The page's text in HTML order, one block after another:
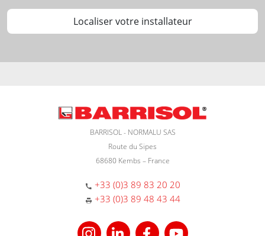
Localiser votre installateur
BARRISOL - NORMALU SAS
Route du Sipes
68680 Kembs – France
+33 (0)3 89 83 20 20
+33 (0)3 89 48 43 44